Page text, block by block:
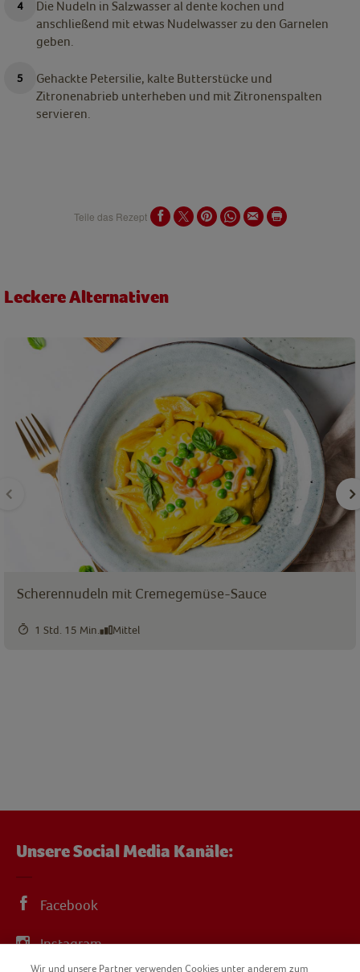
Die Nudeln in Salzwasser al dente kochen und
anschließend mit etwas Nudelwasser zu den Garnelen
geben.
Gehackte Petersilie, kalte Butterstücke und
Zitronenabrieb unterheben und mit Zitronenspalten
servieren.
Teile das Rezept
Leckere Alternativen
Scherennudeln mit Cremegemüse-Sauce
1 Std. 15 Min. Mittel
Unsere Social Media Kanäle:
Facebook
Instagram
Wir und unsere Partner verwenden Cookies unter anderem zum